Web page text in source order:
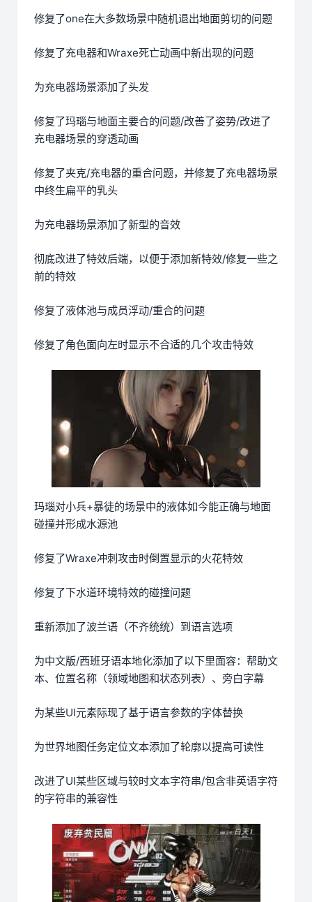
修复了one在大多数场景中随机退出地面剪切的问题
修复了充电器和Wraxe死亡动画中新出现的问题
为充电器场景添加了头发
修复了玛瑙与地面主要合的问题/改善了姿势/改进了
充电器场景的穿透动画
修复了夹克/充电器的重合问题，并修复了充电器场景
中终生扁平的乳头
为充电器场景添加了新型的音效
彻底改进了特效后端，以便于添加新特效/修复一些之
前的特效
修复了液体池与成员浮动/重合的问题
修复了角色面向左时显示不合适的几个攻击特效
玛瑙对小兵+暴徒的场景中的液体如今能正确与地面
碰撞并形成水源池
修复了Wraxe冲刺攻击时倒置显示的火花特效
修复了下水道环境特效的碰撞问题
重新添加了波兰语（不齐统统）到语言选项
为中文版/西班牙语本地化添加了以下里面容：帮助文
本、位置名称（领域地图和状态列表）、旁白字幕
为某些UI元素际现了基于语言参数的字体替换
为世界地图任务定位文本添加了轮廓以提高可读性
改进了UI某些区域与较时文本字符串/包含非英语字符
的字符串的兼容性